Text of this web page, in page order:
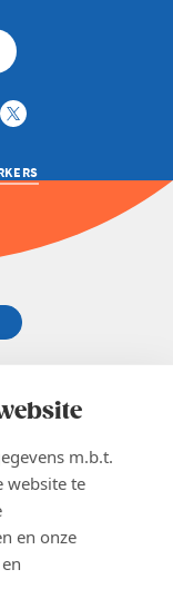
m.b.t.
website te
en onze